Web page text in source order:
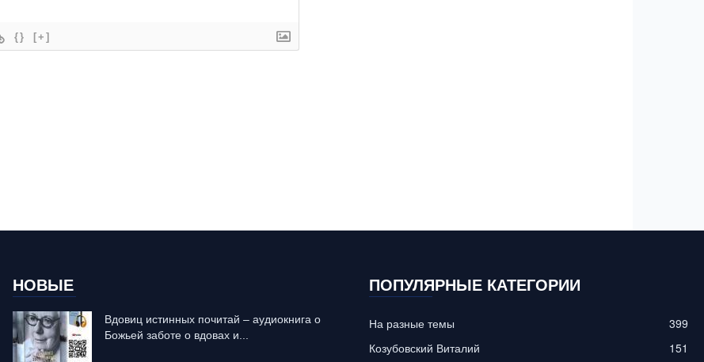
{} [+]
НОВЫЕ
Вдовиц истинных почитай – аудиокнига о
Божьей заботе о вдовах и...
ПОПУЛЯРНЫЕ КАТЕГОРИИ
На разные темы
399
Козубовский Виталий
151